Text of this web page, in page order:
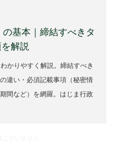
基本｜締結すべきタ
解説
かりやすく解説。締結すべき
違い・必須記載事項（秘密情
間など）を網羅。はじま行政